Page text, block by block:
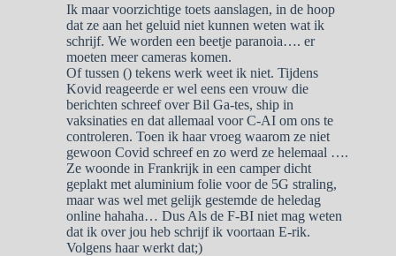
Ik maar voorzichtige toets aanslagen, in de hoop
dat ze aan het geluid niet kunnen weten wat ik
schrijf. We worden een beetje paranoia…. er
moeten meer cameras komen.
Of tussen () tekens werk weet ik niet. Tijdens
Kovid reageerde er wel eens een vrouw die
berichten schreef over Bil Ga-tes, ship in
vaksinaties en dat allemaal voor C-AI om ons te
controleren. Toen ik haar vroeg waarom ze niet
gewoon Covid schreef en zo werd ze helemaal ….
Ze woonde in Frankrijk in een camper dicht
geplakt met aluminium folie voor de 5G straling,
maar was wel met gelijk gestemde de heledag
online hahaha… Dus Als de F-BI niet mag weten
dat ik over jou heb schrijf ik voortaan E-rik.
Volgens haar werkt dat;)